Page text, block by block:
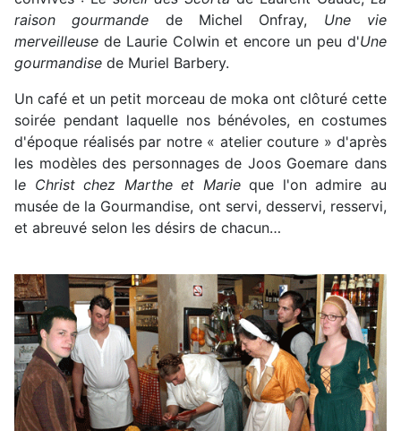
raison gourmande de Michel Onfray, Une vie
merveilleuse de Laurie Colwin et encore un peu d'Une
gourmandise de Muriel Barbery.
Un café et un petit morceau de moka ont clôturé cette
soirée pendant laquelle nos bénévoles, en costumes
d'époque réalisés par notre « atelier couture » d'après
les modèles des personnages de Joos Goemare dans
le Christ chez Marthe et Marieque l'on admire au
musée de la Gourmandise, ont servi, desservi, resservi,
et abreuvé selon les désirs de chacun…